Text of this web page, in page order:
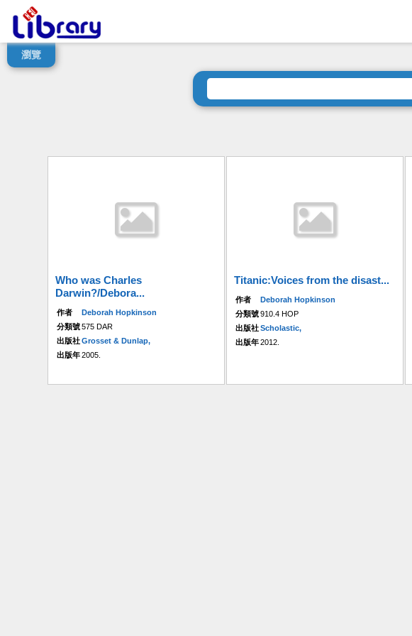
瀏覽
Who was Charles
Darwin?/Debora...
作者
Deborah Hopkinson
分類號575 DAR
出版社Grosset & Dunlap,
出版年2005.
Titanic:Voices from the disast...
作者
Deborah Hopkinson
分類號910.4 HOP
出版社Scholastic,
出版年2012.